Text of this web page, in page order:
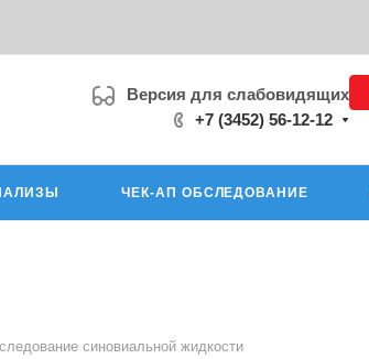
Версия для слабовидящих
+7 (3452) 56-12-12
ЧЕК-АП ОБСЛЕДОВАНИЕ
синовиальной жидкости